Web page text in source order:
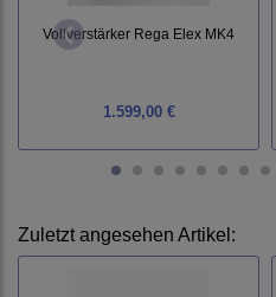
Vollverstärker Rega Elex MK4
1.599,00 €
Zuletzt angesehen Artikel: